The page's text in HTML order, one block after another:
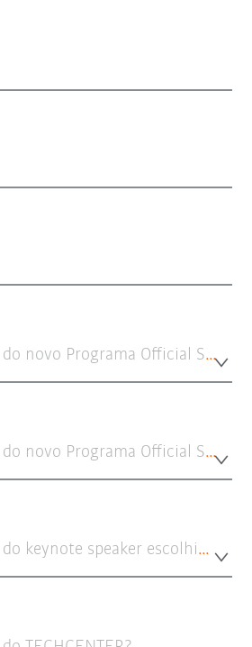
O que você achou do novo Programa Official System Partner para robôs?
O que você achou do novo Programa Official System Partner para AMR?
O que você achou do keynote speaker escolhido?